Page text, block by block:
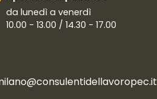
da lunedì a venerdì
10.00 - 13.00 / 14.30 - 17.00